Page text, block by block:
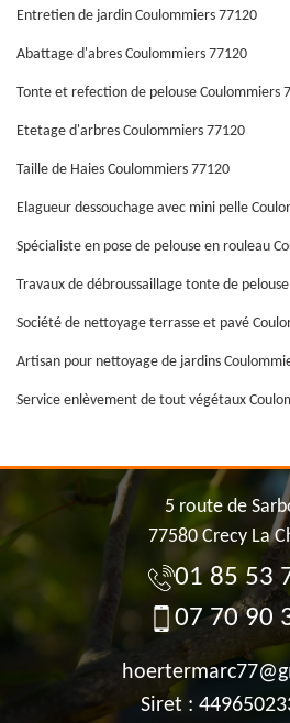
Entretien de jardin Coulommiers 77120
Abattage d'abres Coulommiers 77120
Tonte et refection de pelouse Coulommiers
Etetage d'arbres Coulommiers 77120
Taille de Haies Coulommiers 77120
Elagueur dessouchage avec mini pelle
Spécialiste en pose de pelouse en rouleau
Travaux de débroussaillage tonte de
Société de nettoyage terrasse et pavé
Artisan pour nettoyage de jardins
Service enlèvement de tout végétaux
5 route de
77580 Crecy La
01 85 53
07 70 90
Siret :